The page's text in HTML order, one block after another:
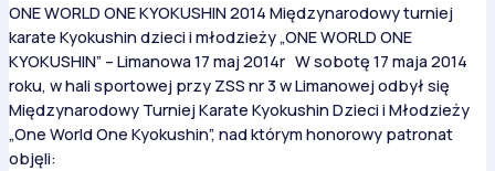
ONE WORLD ONE KYOKUSHIN 2014 Międzynarodowy turniej
karate Kyokushin dzieci i młodzieży „ONE WORLD ONE
KYOKUSHIN” – Limanowa 17 maj 2014r W sobotę 17 maja 2014
roku, w hali sportowej przy ZSS nr 3 w Limanowej odbył się
Międzynarodowy Turniej Karate Kyokushin Dzieci i Młodzieży
„One World One Kyokushin”, nad którym honorowy patronat
objęli: